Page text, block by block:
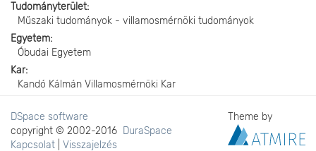
Tudományterület
Műszaki tudományok - villamosmérnöki tudományok
Egyetem
Óbudai Egyetem
Kar
Kandó Kálmán Villamosmérnöki Kar
DSpace software
copyright © 2002-2016 DuraSpace
Kapcsolat
Visszajelzés
Theme by